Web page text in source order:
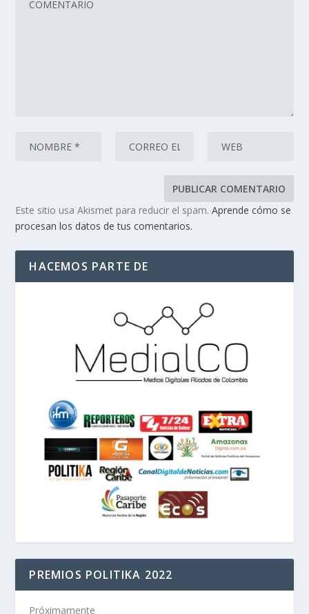
Este sitio usa Akismet para reducir el spam.Aprende cómo se
procesan los datos de tus comentarios.
HACEMOS PARTE DE
PREMIOS POLITIKA 2022
Próximamente